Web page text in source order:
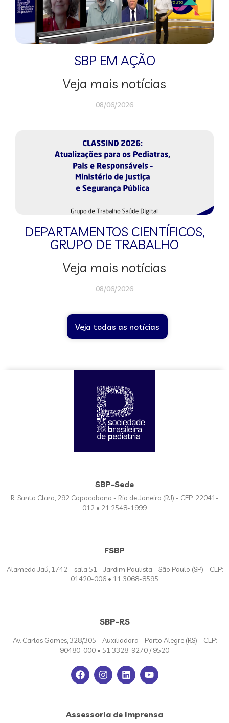
SBP EM AÇÃO
Veja mais notícias
08/06/2026
DEPARTAMENTOS CIENTÍFICOS,
GRUPO DE TRABALHO
Veja mais notícias
08/06/2026
Veja todas as notícias
SBP-Sede
R. Santa Clara, 292 Copacabana - Rio de Janeiro (RJ) - CEP: 22041-
012 • 21 2548-1999
FSBP
Alameda Jaú, 1742 – sala 51 - Jardim Paulista - São Paulo (SP) - CEP:
01420-006 • 11 3068-8595
SBP-RS
Av. Carlos Gomes, 328/305 - Auxiliadora - Porto Alegre (RS) - CEP:
90480-000 • 51 3328-9270 / 9520
Assessoria de Imprensa